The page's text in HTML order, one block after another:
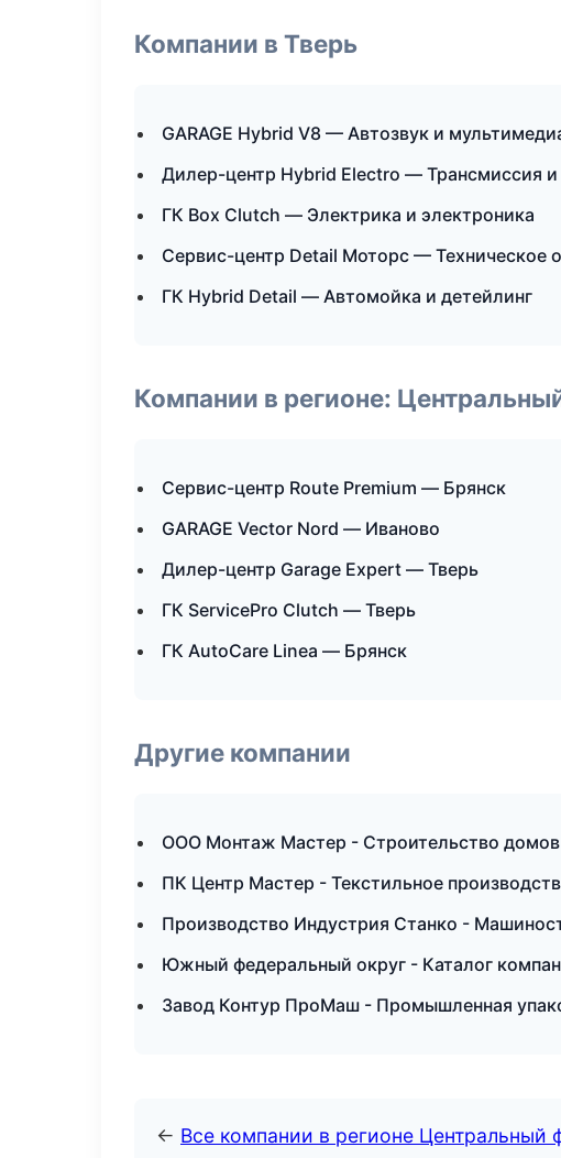
Компании в Тверь
GARAGE Hybrid V8 — Автозвук и
Дилер-центр Hybrid Electro — Трансмиссия и
ГК Box Clutch — Электрика и электроника
Сервис-центр Detail Моторс — Техническое
ГК Hybrid Detail — Автомойка и детейлинг
Компании в регионе:
Сервис-центр Route Premium — Брянск
GARAGE Vector Nord — Иваново
Дилер-центр Garage Expert — Тверь
ГК ServicePro Clutch — Тверь
ГК AutoCare Linea — Брянск
Другие компании
ООО Монтаж Мастер - Строительство домов
ПК Центр Мастер - Текстильное
Производство Индустрия Станко -
Южный федеральный округ - Каталог
Завод Контур ПроМаш - Промышленная
← Все компании в регионе Центральный